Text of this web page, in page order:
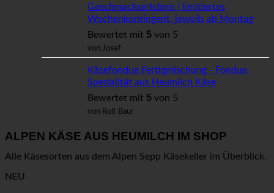
Geschmackserlebnis | limitiertes
Wochenkontingent, jeweils ab Montag
Bewertet mit 5 von 5
von Josef
Käsefondue Fertigmischung - Fondue
Spezialität aus Heumilch Käse
Bewertet mit 5 von 5
von Rolf Baur
ALPEN KÄSE AUS HEUMILCH IM SHOP
Alle Käsesorten aus dem Alpen Sepp Käsekeller im Überblick.
NEU